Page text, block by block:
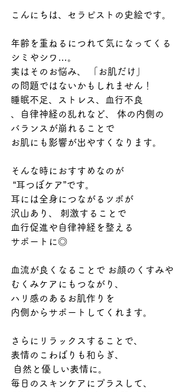
こんにちは、セラピストの史絵です。
年齢を重ねるにつれて気になってくる
シミやシワ…。
実はそのお悩み、 「お肌だけ」
の問題ではないかもしれません！
睡眠不足、ストレス、血行不良
、自律神経の乱れなど、 体の内側の
バランスが崩れることで
お肌にも影響が出やすくなります。
そんな時におすすめなのが
“耳つぼケア”です。
耳には全身につながるツボが
沢山あり、 刺激することで
血行促進や自律神経を整える
サポートに◎
血流が良くなることで お顔のくすみや
むくみケアにもつながり、
ハリ感のあるお肌作りを
内側からサポートしてくれます。
さらにリラックスすることで、
表情のこわばりも和らぎ、
自然と優しい表情に。
毎日のスキンケアにプラスして、